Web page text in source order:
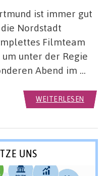
ist immer gut
Nordstadt
Filmteam
unter der Regie
Abend im …
WEITERLESEN
UNS